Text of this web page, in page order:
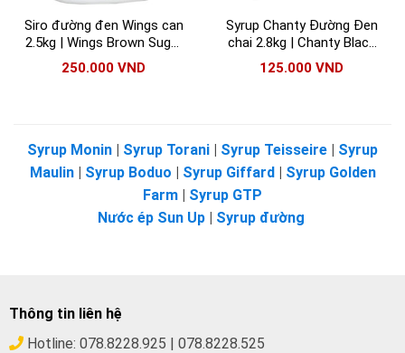
Siro đường đen Wings can
2.5kg | Wings Brown Sugar
Syrup
250.000 VND
Syrup Chanty Đường Đen
chai 2.8kg | Chanty Black
Sugar Syrup
125.000 VND
Syrup Monin | Syrup Torani | Syrup Teisseire | Syrup
Maulin| Syrup Boduo | Syrup Giffard| Syrup Golden
Farm | Syrup GTP
Nước ép Sun Up| Syrup đường
Thông tin liên hệ
Hotline: 078.8228.925 | 078.8228.525